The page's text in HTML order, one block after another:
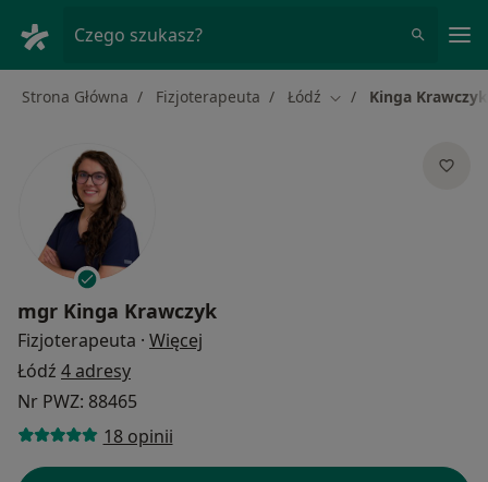
Czego szukasz?
Strona Główna Fizjoterapeuta Łódź Zmień miasto
Kinga Krawczyk
mgr Kinga Krawczyk
Fizjoterapeuta · Więcej
Łódź 4 adresy
Nr PWZ: 88465
18 opinii